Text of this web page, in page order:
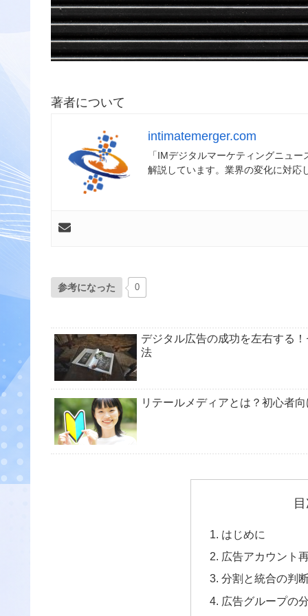
著者について
intimatemerger.com
「IMデジタルマーケティングニュ
解説しています。業界の変化に対応
参考になった 0
デジタル広告の成功を左右する
法
リテールメディアとは？初心者
はじめに
広告アカウント
分割と統合の判
広告グループの